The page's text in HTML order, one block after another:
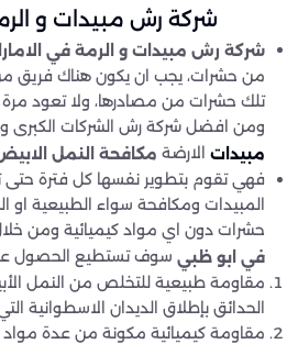
شركة رش مبيدات و
شركة رش مبيدات و الرمة في
من حشرات، يجب ان يكون هناك فريق
تلك حشرات من مصادرها، ولا تعود
ومن افضل شركة رش الشركات الكبرى
مبيدات الارضة مكافحة النمل
فهي تقوم بتطوير نفسها كل فترة حتى
المبيدات ومكافحة سواء الطبيعية او
حشرات دون اي مواد كيميائية ومن
في ابو ظبي سوف تستطيع الحصول
مقاومة طبيعية للتخلص من النمل
الحدائق بإطلاق الديدان الاسطوانية
مقاومة كيميائية مكونة من عدة